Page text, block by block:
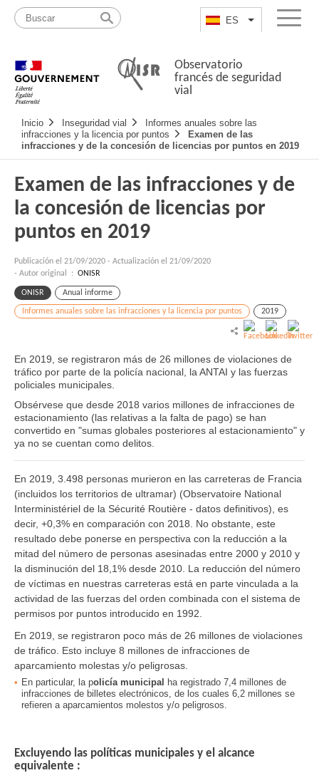
Pasar
contenido
Mapa
web
ES List additional
Menu
Observatorio
francés de seguridad
vial
Navigation
principale
Inicio Inseguridad vial
Informes anuales sobre las
infracciones y la licencia por puntos
Examen de las
infracciones y de la concesión de licencias por puntos en 2019
Examen de las infracciones y de
la concesión de licencias por
puntos en 2019
Publicación el 21/09/2020 - Actualización el 21/09/2020
- Autor original : ONISR
ONISR Anual informe
Informes anuales sobre las infracciones y la licencia por puntos 2019
En 2019, se registraron más de 26 millones de violaciones de
tráfico por parte de la policía nacional, la ANTAI y las fuerzas
policiales municipales.
Obsérvese que desde 2018 varios millones de infracciones de
estacionamiento (las relativas a la falta de pago) se han
convertido en "sumas globales posteriores al estacionamiento" y
ya no se cuentan como delitos.
En 2019, 3.498 personas murieron en las carreteras de Francia
(incluidos los territorios de ultramar) (Observatoire National
Interministériel de la Sécurité Routière - datos definitivos), es
decir, +0,3% en comparación con 2018. No obstante, este
resultado debe ponerse en perspectiva con la reducción a la
mitad del número de personas asesinadas entre 2000 y 2010 y
la disminución del 18,1% desde 2010. La reducción del número
de víctimas en nuestras carreteras está en parte vinculada a la
actividad de las fuerzas del orden combinada con el sistema de
permisos por puntos introducido en 1992.
En 2019, se registraron poco más de 26 millones de violaciones
de tráfico. Esto incluye 8 millones de infracciones de
aparcamiento molestas y/o peligrosas.
En particular, la policía municipal ha registrado 7,4 millones de
infracciones de billetes electrónicos, de los cuales 6,2 millones se
refieren a aparcamientos molestos y/o peligrosos.
Excluyendo las políticas municipales y el alcance
equivalente :